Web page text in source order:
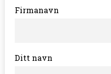
Firmanavn
Ditt navn